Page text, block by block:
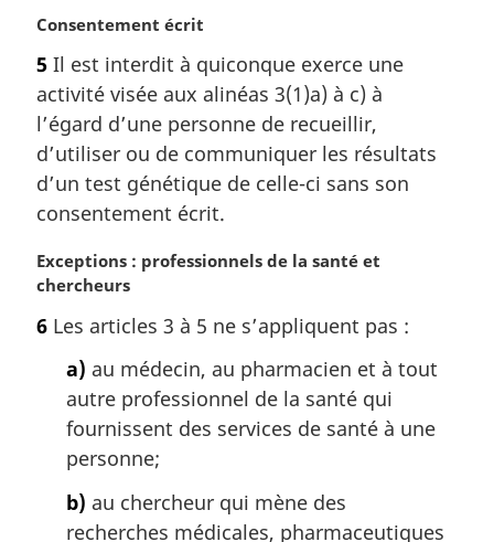
n
a
e
:
N
t
e
m
a
g
i
a
l
e
:
Consentement écrit
5 Il est interdit à quiconque exerce une
activité visée aux alinéas 3(1)a) à c) à
l’égard d’une personne de recueillir,
d’utiliser ou de communiquer les résultats
d’un test génétique de celle-ci sans son
consentement écrit.
N
o
e
Exceptions : professionnels de la santé et
chercheurs
6 Les articles 3 à 5 ne s’appliquent pas :
a) au médecin, au pharmacien et à tout
autre professionnel de la santé qui
fournissent des services de santé à une
personne;
b) au chercheur qui mène des
recherches médicales, pharmaceutiques